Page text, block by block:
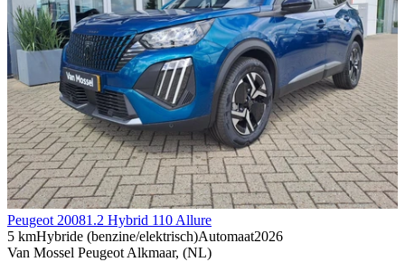
Peugeot 20081.2 Hybrid 110 Allure
5 kmHybride (benzine/elektrisch)Automaat2026
Van Mossel Peugeot Alkmaar, (NL)